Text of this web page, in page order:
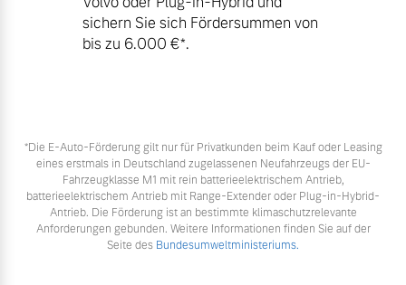
sichern Sie sich Fördersummen von
bis zu 6.000 €⁠*.
*Die E‑Auto-Förderung gilt nur für Privatkunden beim Kauf oder Leasing
eines erstmals in Deutschland zugelassenen Neufahrzeugs der EU-
Fahrzeugklasse M1 mit rein batterieelektrischem Antrieb,
batterieelektrischem Antrieb mit Range-Extender oder Plug-in-Hybrid-
Antrieb. Die Förderung ist an bestimmte klimaschutzrelevante
Anforderungen gebunden. Weitere Informationen finden Sie auf der
Seite des Bundesumweltministeriums.